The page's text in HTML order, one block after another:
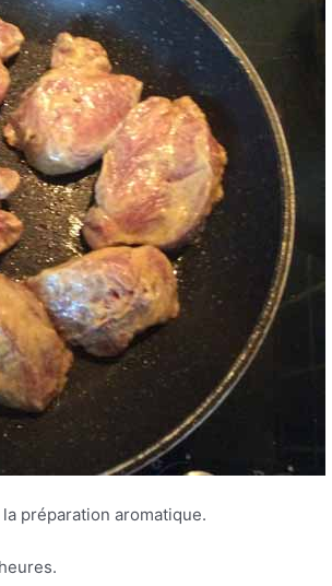
préparation aromatique.